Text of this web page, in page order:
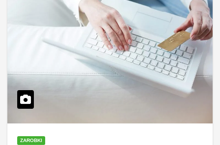
ZAROBKI